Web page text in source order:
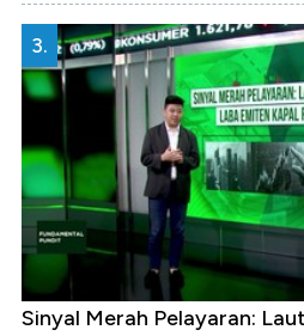
3.
Sinyal Merah Pelayaran: